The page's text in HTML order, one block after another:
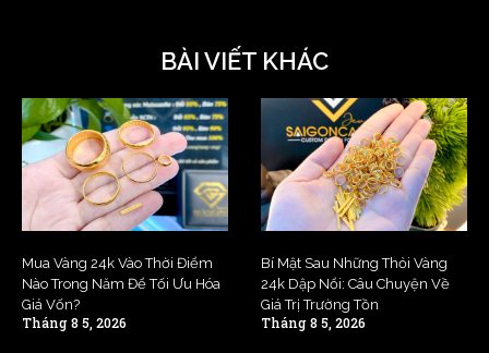
BÀI VIẾT KHÁC
Mua Vàng 24k Vào Thời Điểm
Nào Trong Năm Để Tối Ưu Hóa
Giá Vốn?
Tháng 8 5, 2026
Bí Mật Sau Những Thỏi Vàng
24k Dập Nổi: Câu Chuyện Về
Giá Trị Trường Tồn
Tháng 8 5, 2026